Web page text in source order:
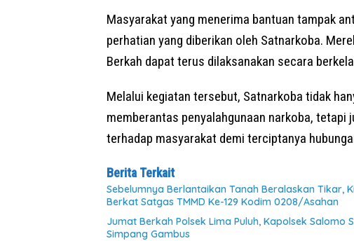
Masyarakat yang menerima bantuan tampak
perhatian yang diberikan oleh Satnarkoba.
Berkah dapat terus dilaksanakan secara
Melalui kegiatan tersebut, Satnarkoba tidak
memberantas penyalahgunaan narkoba, tetapi
terhadap masyarakat demi terciptanya
Berita Terkait
Sebelumnya Berlantaikan Tanah Beralaskan Tikar,
Berkat Satgas TMMD Ke-129 Kodim 0208/Asahan
Jumat Berkah Polsek Lima Puluh, Kapolsek
Simpang Gambus